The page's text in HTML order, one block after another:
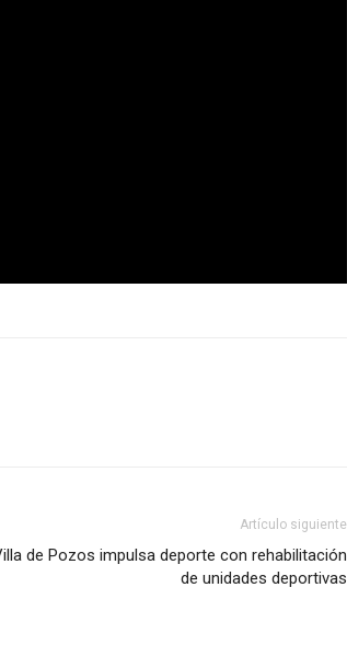
Artículo siguiente
de Pozos impulsa deporte con rehabilitación
de unidades deportivas